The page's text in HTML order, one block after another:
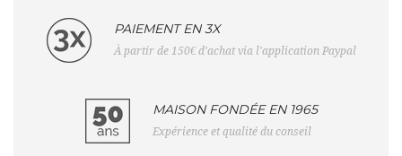
PAIEMENT EN 3X
À partir de 150€ d'achat via l'application Paypal
MAISON FONDÉE EN 1965
Expérience et qualité du conseil